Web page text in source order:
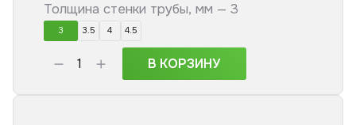
Толщина стенки трубы, мм — 3
3 3.5 4 4.5
В КОРЗИНУ